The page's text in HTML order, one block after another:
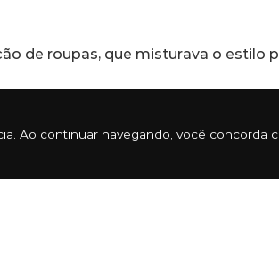
Ao continuar navegando, você concorda
de roupas, que misturava o